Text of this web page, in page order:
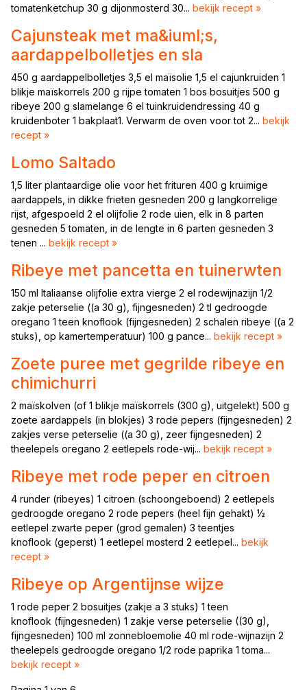
tomatenketchup 30 g dijonmosterd 30... bekijk recept »
Cajunsteak met ma&iuml;s,
aardappelbolletjes en sla
450 g aardappelbolletjes 3,5 el maïsolie 1,5 el cajunkruiden 1
blikje maïskorrels 200 g rijpe tomaten 1 bos bosuitjes 500 g
ribeye 200 g slamelange 6 el tuinkruidendressing 40 g
kruidenboter 1 bakplaat1. Verwarm de oven voor tot 2... bekijk
recept »
Lomo Saltado
1,5 liter plantaardige olie voor het frituren 400 g kruimige
aardappels, in dikke frieten gesneden 200 g langkorrelige
rijst, afgespoeld 2 el olijfolie 2 rode uien, elk in 8 parten
gesneden 5 tomaten, in de lengte in 6 parten gesneden 3
tenen ... bekijk recept »
Ribeye met pancetta en tuinerwten
150 ml Italiaanse olijfolie extra vierge 2 el rodewijnazijn 1/2
zakje peterselie ((a 30 g), fijngesneden) 2 tl gedroogde
oregano 1 teen knoflook (fijngesneden) 2 schalen ribeye ((a 2
stuks), op kamertemperatuur) 100 g pance... bekijk recept »
Zoete puree met gegrilde ribeye en
chimichurri
2 maïskolven (of 1 blikje maïskorrels (300 g), uitgelekt) 500 g
zoete aardappels (in blokjes) 3 rode pepers (fijngesneden) 2
zakjes verse peterselie ((a 30 g), zeer fijngesneden) 2
theelepels oregano 2 eetlepels rode-wij... bekijk recept »
Ribeye met rode peper en citroen
4 runder (ribeyes) 1 citroen (schoongeboend) 2 eetlepels
gedroogde oregano 2 rode pepers (heel fijn gehakt) ½
eetlepel zwarte peper (grod gemalen) 3 teentjes
knoflook (geperst) 1 eetlepel mosterd 2 eetlepel... bekijk
recept »
Ribeye op Argentijnse wijze
1 rode peper 2 bosuitjes (zakje a 3 stuks) 1 teen
knoflook (fijngesneden) 1 zakje verse peterselie ((30 g),
fijngesneden) 100 ml zonnebloemolie 40 ml rode-wijnazijn 2
theelepels gedroogde oregano 1/2 rode paprika 1 toma...
bekijk recept »